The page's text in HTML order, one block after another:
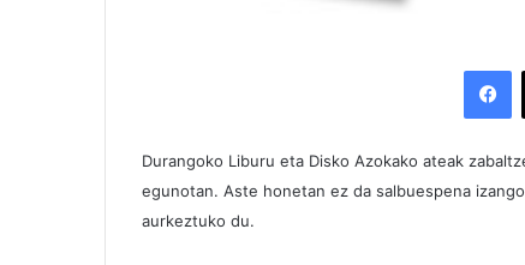
Durangoko Liburu eta Disko Azokako ateak
egunotan. Aste honetan ez da salbuespena
aurkeztuko du.